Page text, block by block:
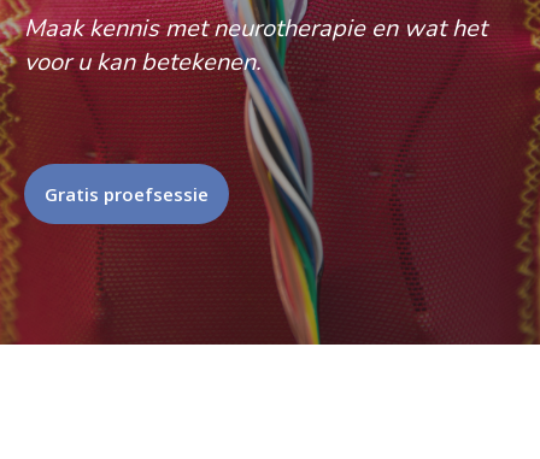
Maak kennis met neurotherapie en wat het
voor u kan betekenen.
Gratis proefsessie